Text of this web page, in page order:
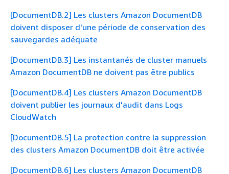
[DocumentDB.2] Les clusters Amazon DocumentDB
doivent disposer d'une période de conservation des
sauvegardes adéquate
[DocumentDB.3] Les instantanés de cluster manuels
Amazon DocumentDB ne doivent pas être publics
[DocumentDB.4] Les clusters Amazon DocumentDB
doivent publier les journaux d'audit dans Logs
CloudWatch
[DocumentDB.5] La protection contre la suppression
des clusters Amazon DocumentDB doit être activée
[DocumentDB.6] Les clusters Amazon DocumentDB